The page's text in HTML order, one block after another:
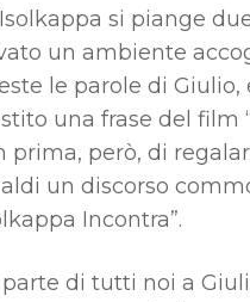
Isolkappa si piange
un ambiente
le parole di
una frase del film
prima, però, di
un discorso
Incontra”.
di tutti noi a